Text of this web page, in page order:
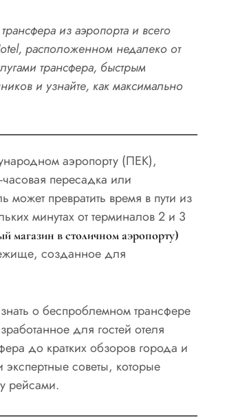
из аэропорта и всего
расположенном недалеко от
трансфера, быстрым
и узнайте, как максимально
аэропорту (ПЕК),
пересадка или
превратить время в пути из
минутах от терминалов 2 и 3
в столичном аэропорту)
созданное для
о беспроблемном трансфере
для гостей отеля
до кратких обзоров города и
советы, которые
рейсами.